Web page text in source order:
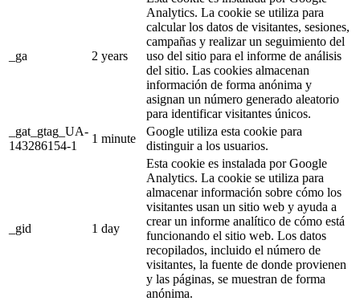
_ga 2 years
Analytics. La cookie se utiliza para
calcular los datos de visitantes, sesiones,
campañas y realizar un seguimiento del
uso del sitio para el informe de análisis
del sitio. Las cookies almacenan
información de forma anónima y
asignan un número generado aleatorio
para identificar visitantes únicos.
_gat_gtag_UA-
143286154-1
1 minute
Google utiliza esta cookie para
distinguir a los usuarios.
_gid 1 day
Esta cookie es instalada por Google
Analytics. La cookie se utiliza para
almacenar información sobre cómo los
visitantes usan un sitio web y ayuda a
crear un informe analítico de cómo está
funcionando el sitio web. Los datos
recopilados, incluido el número de
visitantes, la fuente de donde provienen
y las páginas, se muestran de forma
anónima.